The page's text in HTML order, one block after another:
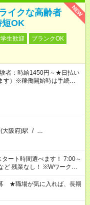
NEW
イクな高齢者
短OK
生歓迎
ブランクOK
者：時給1450円～★日払い
す）※稼働開始時は手続き完
大阪府)駅 / …
し！ ※Wワークの
超の就業はご案内できませ
務は社会保険への加入対象
遣の原則禁止）により、
しい場合があります
★職場が気に入れば、長期